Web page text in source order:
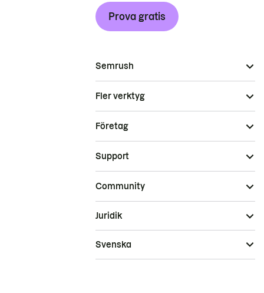
Prova gratis
Semrush
Fler verktyg
Företag
Support
Community
Juridik
Svenska